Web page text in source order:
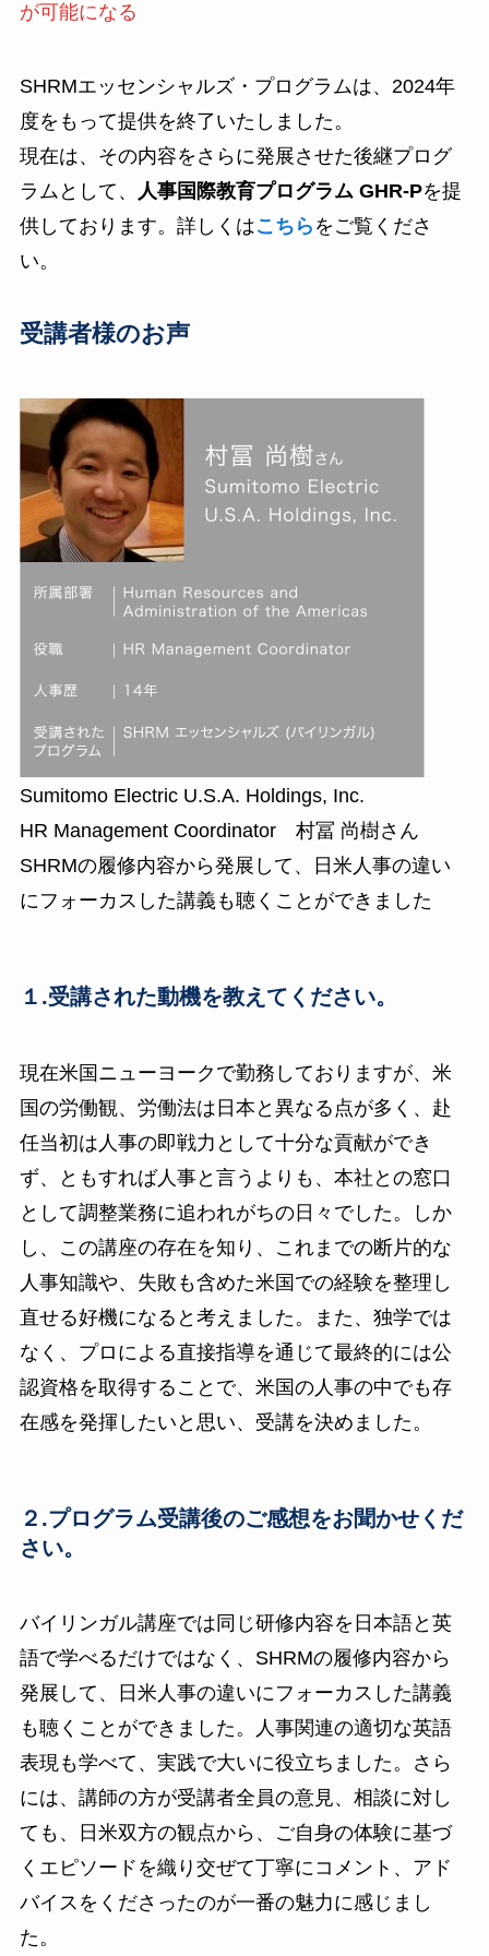
が可能になる
SHRMエッセンシャルズ・プログラムは、2024年
度をもって提供を終了いたしました。
現在は、その内容をさらに発展させた後継プログ
ラムとして、
人事国際教育プログラム GHR-Pを提
供しております。詳しくはこちら をご覧くださ
い。
受講者様のお声
Sumitomo Electric U.S.A. Holdings, Inc.
HR Management Coordinator 村冨 尚樹さん
SHRMの履修内容から発展して、日米人事の違い
にフォーカスした講義も聴くことができました
１.受講された動機を教えてください。
現在米国ニューヨークで勤務しておりますが、米
国の労働観、労働法は日本と異なる点が多く、赴
任当初は人事の即戦力として十分な貢献ができ
ず、ともすれば人事と言うよりも、本社との窓口
として調整業務に追われがちの日々でした。しか
し、この講座の存在を知り、これまでの断片的な
人事知識や、失敗も含めた米国での経験を整理し
直せる好機になると考えました。また、独学では
なく、プロによる直接指導を通じて最終的には公
認資格を取得することで、米国の人事の中でも存
在感を発揮したいと思い、受講を決めました。
２.プログラム受講後のご感想をお聞かせくだ
さい。
バイリンガル講座では同じ研修内容を日本語と英
語で学べるだけではなく、SHRMの履修内容から
発展して、日米人事の違いにフォーカスした講義
も聴くことができました。人事関連の適切な英語
表現も学べて、実践で大いに役立ちました。さら
には、講師の方が受講者全員の意見、相談に対し
ても、日米双方の観点から、ご自身の体験に基づ
くエピソードを織り交ぜて丁寧にコメント、アド
バイスをくださったのが一番の魅力に感じまし
た。